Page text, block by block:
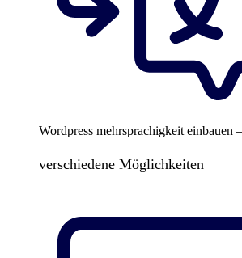
Wordpress mehrsprachigkeit einbauen
verschiedene Möglichkeiten